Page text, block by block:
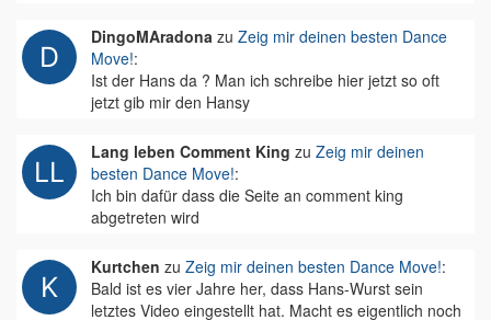
DingoMAradona zu Zeig mir deinen besten Dance
Move!:
Ist der Hans da ? Man ich schreibe hier jetzt so oft
jetzt gib mir den Hansy
Lang leben Comment King zu Zeig mir deinen
besten Dance Move!:
Ich bin dafür dass die Seite an comment king
abgetreten wird
Kurtchen zu Zeig mir deinen besten Dance Move!:
Bald ist es vier Jahre her, dass Hans-Wurst sein
letztes Video eingestellt hat. Macht es eigentlich noch